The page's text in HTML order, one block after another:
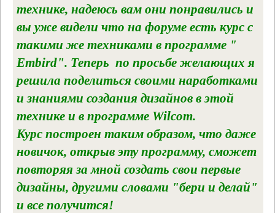
технике, надеюсь вам они понравились и
вы уже видели что на форуме есть курс с
такими же техниками в программе "
Embird". Теперь по просьбе желающих я
решила поделиться своими наработками
и знаниями создания дизайнов в этой
технике и в программе Wilcom.
Курс построен таким образом, что даже
новичок, открыв эту программу, сможет
повторяя за мной создать свои первые
дизайны, другими словами "бери и делай"
и все получится!